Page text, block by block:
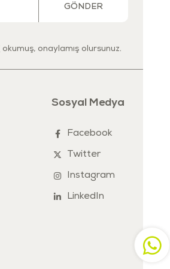
GÖNDER
okumuş, onaylamış olursunuz.
Sosyal Medya
Facebook
Twitter
Instagram
LinkedIn